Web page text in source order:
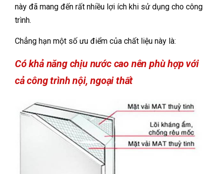
này đã mang đến rất nhiều lợi ích khi sử dụng cho công
trình.
Chẳng hạn một số ưu điểm của chất liệu này là:
Có khả năng chịu nước cao nên phù hợp với
cả công trình nội, ngoại thất